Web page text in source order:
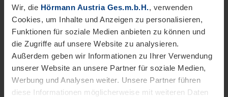
Wir, die Hörmann Austria Ges.m.b.H., verwenden
Cookies, um Inhalte und Anzeigen zu personalisieren,
Funktionen für soziale Medien anbieten zu können und
die Zugriffe auf unsere Website zu analysieren.
Außerdem geben wir Informationen zu Ihrer Verwendung
unserer Website an unsere Partner für soziale Medien,
Werbung und Analysen weiter. Unsere Partner führen
diese Informationen möglicherweise mit weiteren Daten